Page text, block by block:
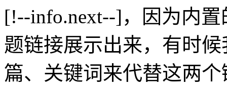
[!--info.next--]，因为内
题链接展示出来，有时
篇、关键词来代替这两